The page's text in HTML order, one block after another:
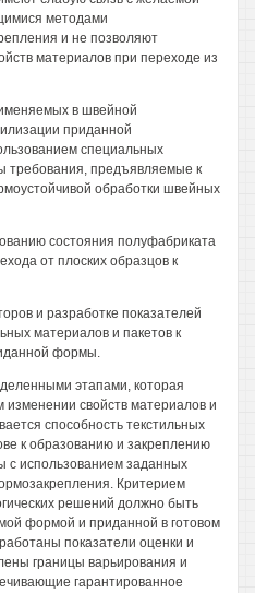
методами
и не позволяют
материалов при переходе из
в швейной
приданной
специальных
требования, предъявляемые к
обработки швейных
состояния полуфабриката
от плоских образцов к
и разработке показателей
материалов и пакетов к
формы.
этапами, которая
свойств материалов и
способность текстильных
к образованию и закреплению
использованием заданных
Критерием
решений должно быть
формой и приданной в готовом
показатели оценки и
границы варьирования и
гарантированное